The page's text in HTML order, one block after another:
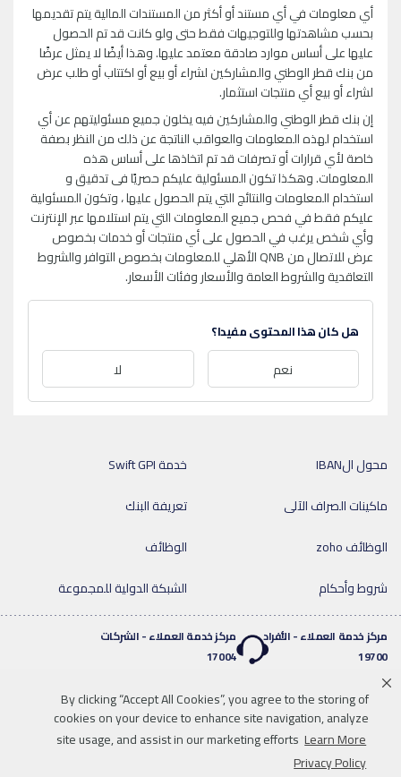
By clicking “Accept All Cookies”, you agree to the storing of
cookies on your device to enhance site navigation, analyze
site usage, and assist in our marketing efforts Learn More
Privacy Policy
أي معلومات في أي مستند أو أكثر من المستندات المالية يتم تقديمها
بحسب مشاهدتها وللتوجيهات فقط حتى ولو كانت قد تم الحصول
عليها على أساس موارد صادقة معتمد عليها. وهذا أيضًا لا يمثل عرضًا
من بنك قطر الوطني والمشاركين لشراء أو بيع أو اكتتاب أو طلب عرض
لشراء أو بيع أي منتجات استثمار.
إن بنك قطر الوطني والمشاركين فيه يخلون جميع مسئوليتهم عن أي
استخدام لهذه المعلومات والعواقب الناتجة عن ذلك من النظر بصفة
خاصة لأي قرارات أو تصرفات قد تم اتخاذها على أساس هذه
المعلومات. وهكذا تكون المسئولية عليكم حصريًا فى تدقيق و
استخدام المعلومات والنتائج التي يتم الحصول عليها ، وتكون المسئولية
عليكم فقط في فحص جميع المعلومات التي يتم استلامها عبر الإنترنت
وأي شخص يرغب في الحصول على أي منتجات أو خدمات بخصوص
عرض للاتصال من QNB الأهلي للمعلومات بخصوص التوافر والشروط
التعاقدية والشروط العامة والأسعار وفئات الأسعار.
هل كان هذا المحتوى مفيدا؟
نعم لا
خدمة Swift GPI
محول الIBAN
تعريفة البنك
ماكينات الصراف الآلى
الوظائف
الوظائف zoho
الشبكة الدولية للمجموعة
شروط وأحكام
مركز خدمة العملاء - الأفراد
19700
مركز خدمة العملاء - الشركات
17004
خدمة واتساب المصرفية
0020219700
twitteryoutube
للاتصال بنا خريطة الموقع إخلاء المسؤولية